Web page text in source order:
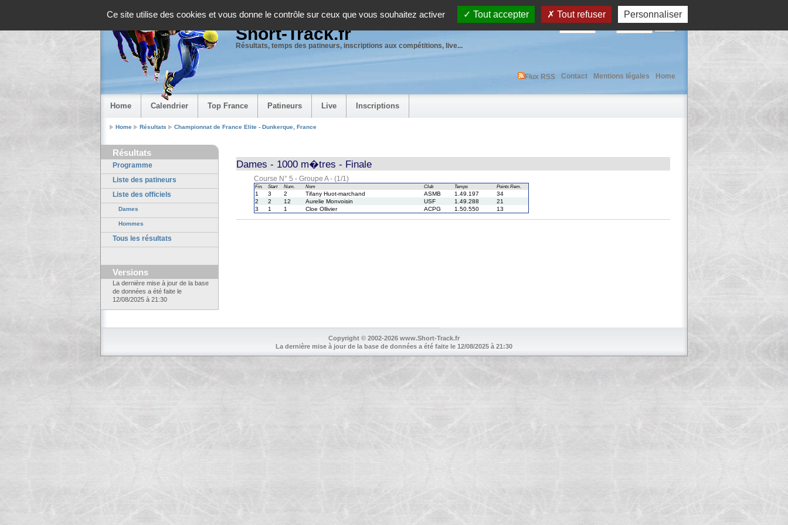
Ce site utilise des cookies et vous donne le contrôle sur ceux que vous souhaitez activer Tout accepter Tout refuser Personnaliser
Short-Track.fr
Résultats, temps des patineurs, inscriptions aux compétitions, live...
Home
Mentions légales
Contact
Flux RSS
Home Calendrier Top France Patineurs Live Inscriptions
Home Résultats Championnat de France Elite - Dunkerque, France
Résultats
Programme
Liste des patineurs
Liste des officiels
Dames
Hommes
Tous les résultats
Versions
La dernière mise à jour de la base
de données a été faite le
12/08/2025 à 21:30
Dames - 1000 m�tres - Finale
Course N° 5 - Groupe A - (1/1)
Fin. Start Num. Nom Club Temps Points Rem.
1 3 2 Tifany Huot-marchand ASMB 1.49.197
34
2
2 12 Aurelie Monvoisin USF 1.49.288
21
3
1 1 Cloe Ollivier ACPG 1.50.550 13
Copyright © 2002-2026 www.Short-Track.fr
La dernière mise à jour de la base de données a été faite le 12/08/2025 à 21:30